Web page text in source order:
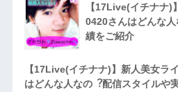
【17Live(イチナナ)
0420さんはどんな
績をご紹介
【17Live(イチナナ)】新人美女ラ
はどんな人なの︖配信スタイルや